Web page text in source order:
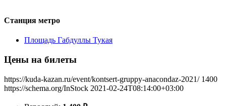
Станция метро
Площадь Габдуллы Тукая
Цены на билеты
https://kuda-kazan.ru/event/kontsert-gruppy-anacondaz-2021/ 1400
https://schema.org/InStock 2021-02-24T08:14:00+03:00